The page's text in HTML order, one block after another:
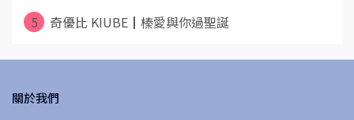
5
奇優比 KIUBE┃榛愛與你過聖誕
關於我們